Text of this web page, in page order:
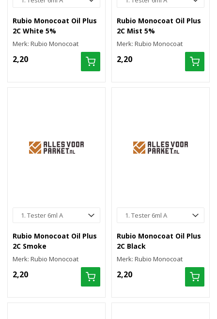
Rubio Monocoat Oil Plus
2C White 5%
Merk: Rubio Monocoat
2,20
Rubio Monocoat Oil Plus
2C Mist 5%
Merk: Rubio Monocoat
2,20
Rubio Monocoat Oil Plus
2C Smoke
Merk: Rubio Monocoat
2,20
Rubio Monocoat Oil Plus
2C Black
Merk: Rubio Monocoat
2,20